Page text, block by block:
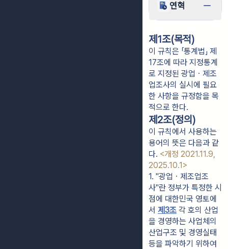
연혁
제1조(목적)
이 규칙은 「통계법」 제
17조에 따라 지정통계
로 지정된 광업ㆍ제조
업조사의 실시에 필요
한 사항을 규정함을 목
적으로 한다.
제2조(정의)
이 규칙에서 사용하는
용어의 뜻은 다음과 같
다. <개정 2021.11.9,
2025.10.1>
1. "광업ㆍ제조업조
사"란 정부가 특정한 시
점에 대한민국 영토에
서 제3조 각 호의 산업
을 경영하는 사업체의
산업구조 및 경영실태
등을 파악하기 위하여